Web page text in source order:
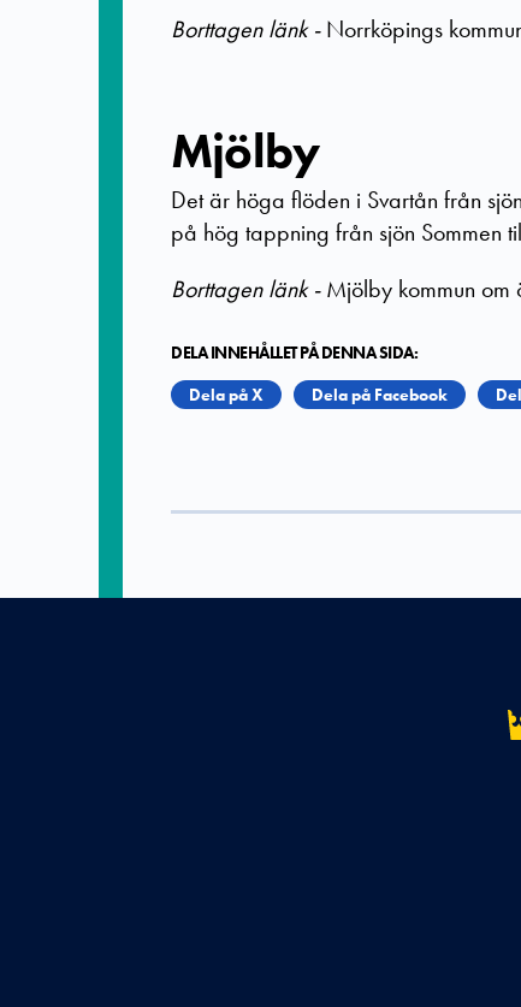
Borttagen länk -Norrköpings
Mjölby
Det är höga flöden i Svartån från
på hög tappning från sjön Sommen
Borttagen länk -Mjölby kommun om
DELA INNEHÅLLET PÅ DENNA SIDA:
Dela på X
Dela på Facebook